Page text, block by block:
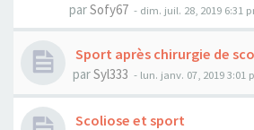
parSofy67 - dim. juil. 28, 2019 6:31
Sport après chirurgie de
parSyl333 - lun. janv. 07, 2019 3:01
Scoliose et sport